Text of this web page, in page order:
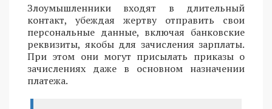
Злоумышленники входят в длительный
контакт, убеждая жертву отправить свои
персональные данные, включая банковские
реквизиты, якобы для зачисления зарплаты.
При этом они могут присылать приказы о
зачислениях даже в основном назначении
платежа.